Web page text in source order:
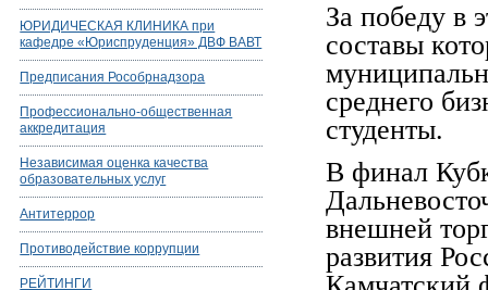
ЮРИДИЧЕСКАЯ КЛИНИКА при
кафедре «Юриспруденция» ДВФ ВАВТ
Предписания Рособрнадзора
Профессионально-общественная
аккредитация
Независимая оценка качества
образовательных услуг
Антитеррор
Противодействие коррупции
РЕЙТИНГИ
За победу в
составы
среднего
студенты.
В финал
внешней
развития